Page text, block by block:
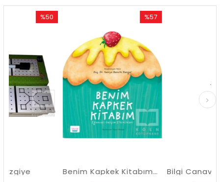
Benim Kapkek Kitabım-Eğlenceli Gelişim Etkinlikleri
%57İndirim
Bilgi Canavarı -